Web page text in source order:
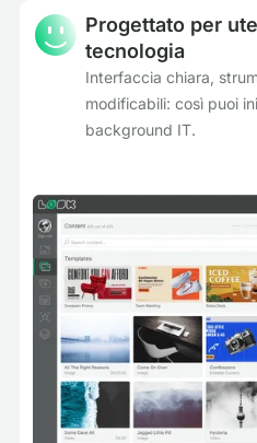
Progettato per
tecnologia
Interfaccia chiara,
modificabili: così puoi
background IT.